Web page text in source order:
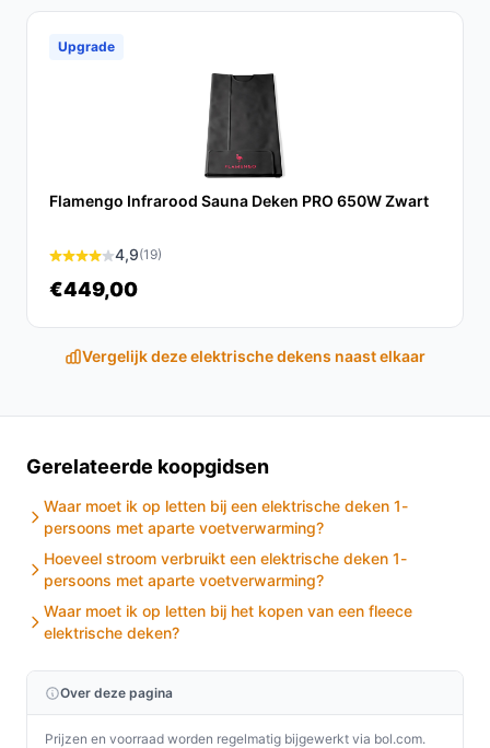
functies en gebruiksvriendelijke ontwerp, is deze deken
een waardevolle aanvulling voor elk huishouden.
Ontdek alle specificaties en vergelijk prijzen op
besteelektrischedeken.nl. Kies bewust wat perfect
past bij jouw behoeften!
Upgrade
Flamengo Infrarood Sauna Deken PRO 650W Zwart
4,9(19)
€449,00
Vergelijk deze elektrische dekens naast elkaar
Gerelateerde koopgidsen
Waar moet ik op letten bij een elektrische deken 1-
persoons met aparte voetverwarming?
Hoeveel stroom verbruikt een elektrische deken 1-
persoons met aparte voetverwarming?
Waar moet ik op letten bij het kopen van een fleece
elektrische deken?
Over deze pagina
Prijzen en voorraad worden regelmatig bijgewerkt via bol.com.